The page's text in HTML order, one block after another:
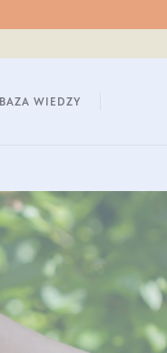
BAZA WIEDZY